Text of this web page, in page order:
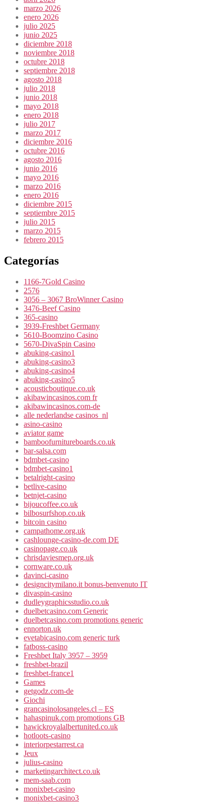
marzo 2026
enero 2026
julio 2025
junio 2025
diciembre 2018
noviembre 2018
octubre 2018
septiembre 2018
agosto 2018
julio 2018
junio 2018
mayo 2018
enero 2018
julio 2017
marzo 2017
diciembre 2016
octubre 2016
agosto 2016
junio 2016
mayo 2016
marzo 2016
enero 2016
diciembre 2015
septiembre 2015
julio 2015
marzo 2015
febrero 2015
Categorías
1166-7Gold Casino
2576
3056 – 3067 BroWinner Casino
3476-Beef Casino
365-casino
3939-Freshbet Germany
5610-Boomzino Casino
5670-DivaSpin Casino
abuking-casino1
abuking-casino3
abuking-casino4
abuking-casino5
acousticboutique.co.uk
akibawincasinos.com fr
akibawincasinos.com-de
alle nederlandse casinos_nl
asino-casino
aviator game
bamboofurnitureboards.co.uk
bar-salsa.com
bdmbet-casino
bdmbet-casino1
betalright-casino
betlive-casino
betnjet-casino
bijoucoffee.co.uk
bilbosurfshop.co.uk
bitcoin casino
campathome.org.uk
cashlounge-casino-de.com DE
casinopage.co.uk
chrisdaviesmep.org.uk
cornware.co.uk
davinci-casino
designcitymilano.it bonus-benvenuto IT
divaspin-casino
dudleygraphicsstudio.co.uk
duelbetcasino.com Generic
duelbetcasino.com promotions generic
ennorton.uk
evetabicasino.com generic turk
fatboss-casino
Freshbet Italy 3957 – 3959
freshbet-brazil
freshbet-france1
Games
getgodz.com-de
Giochi
grancasinolosangeles.cl – ES
hahaspinuk.com promotions GB
hawickroyalalbertunited.co.uk
hotloots-casino
interiorpestarrest.ca
Jeux
julius-casino
marketingarchitect.co.uk
mem-saab.com
monixbet-casino
monixbet-casino3